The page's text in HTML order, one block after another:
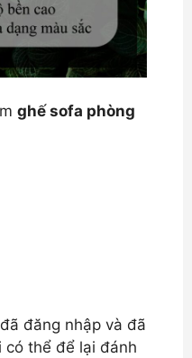
ghế sofa phòng
đăng nhập và đã
có thể để lại đánh